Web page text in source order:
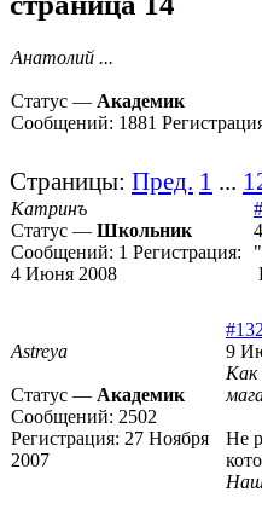
Анатолий ...
Статус — Академик
Сообщений: 1881
Страницы: Пред. 1 ...
Катринъ
Статус — Школьник
Сообщений: 1 Регистрация:
4 Июня 2008
Astreya
Статус — Академик
Сообщений: 2502
Регистрация: 27 Ноября
2007
#132
9
Как
Не
Наш